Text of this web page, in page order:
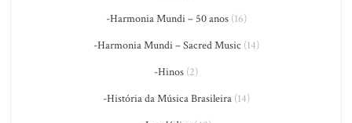
-Harmonia Mundi – 50 anos(16)
-Harmonia Mundi – Sacred Music (14)
-Hinos (2)
-História da Música Brasileira(14)